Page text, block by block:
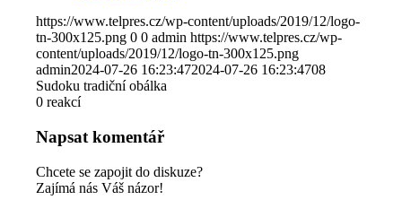
https://www.telpres.cz/wp-content/uploads/2019/12/logo-
tn-300x125.png 0 0 admin https://www.telpres.cz/wp-
content/uploads/2019/12/logo-tn-300x125.png
admin2024-07-26 16:23:472024-07-26 16:23:4708
Sudoku tradiční obálka
0 reakcí
Napsat komentář
Chcete se zapojit do diskuze?
Zajímá nás Váš názor!